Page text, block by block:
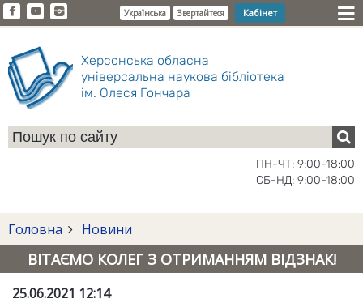
Українська Звертайтеся Кабінет
Херсонська обласна
універсальна наукова бібліотека
ім. Олеся Гончара
ПН-ЧТ: 9:00-18:00
СБ-НД: 9:00-18:00
Головна Новини
ВІТАЄМО КОЛЕГ З ОТРИМАННЯМ ВІДЗНАК!
25.06.2021 12:14